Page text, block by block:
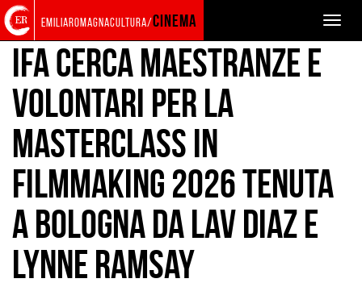
Torna
alla
home
page
Cerca
nel
sito
Salta
ai
contenuti
Salta
al
menu
principale
Toggle
emiliaromagnacultura/cinema
PRODUZIONE CASTING
IFA cerca Maestranze e
Volontari per la
Masterclass in
Filmmaking 2026 tenuta
a Bologna da Lav Diaz e
Lynne Ramsay